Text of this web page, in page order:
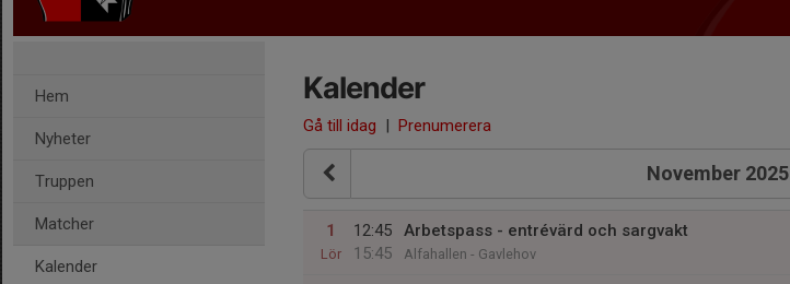
Hem
Nyheter
Truppen
Matcher
Kalender
Kalender
Gå till idag | Prenumerera
November 2025
1
Lör
12:45
15:45
Arbetspass - entrévärd och sargvakt
Alfahallen - Gavlehov